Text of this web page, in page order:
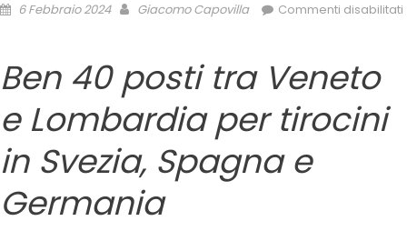
6 Febbraio 2024 Giacomo Capovilla Commenti disabilitati
Ben 40 posti tra Veneto
e Lombardia per tirocini
in Svezia, Spagna e
Germania